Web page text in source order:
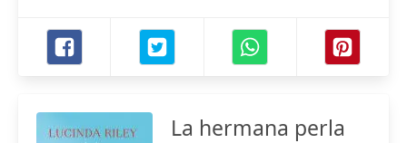
La hermana perla